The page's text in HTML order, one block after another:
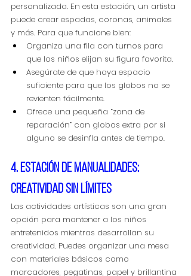
personalizada. En esta estación, un artista
puede crear espadas, coronas, animales
y más. Para que funcione bien:
Organiza una fila con turnos para
que los niños elijan su figura favorita.
Asegúrate de que haya espacio
suficiente para que los globos no se
revienten fácilmente.
Ofrece una pequeña “zona de
reparación” con globos extra por si
alguno se desinfla antes de tiempo.
4. Estación de manualidades:
creatividad sin límites
Las actividades artísticas son una gran
opción para mantener a los niños
entretenidos mientras desarrollan su
creatividad. Puedes organizar una mesa
con materiales básicos como
marcadores, pegatinas, papel y brillantina